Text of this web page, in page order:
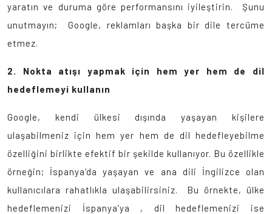
yaratın ve duruma göre performansını iyileştirin. Şunu
unutmayın; Google, reklamları başka bir dile tercüme
etmez.
2. Nokta atışı yapmak için hem yer hem de dil
hedeflemeyi kullanın
Google, kendi ülkesi dışında yaşayan kişilere
ulaşabilmeniz için hem yer hem de dil hedefleyebilme
özelliğini birlikte efektif bir şekilde kullanıyor. Bu özellikle
örneğin; İspanya’da yaşayan ve ana dili İngilizce olan
kullanıcılara rahatlıkla ulaşabilirsiniz. Bu örnekte, ülke
hedeflemenizi İspanya’ya , dil hedeflemenizi ise